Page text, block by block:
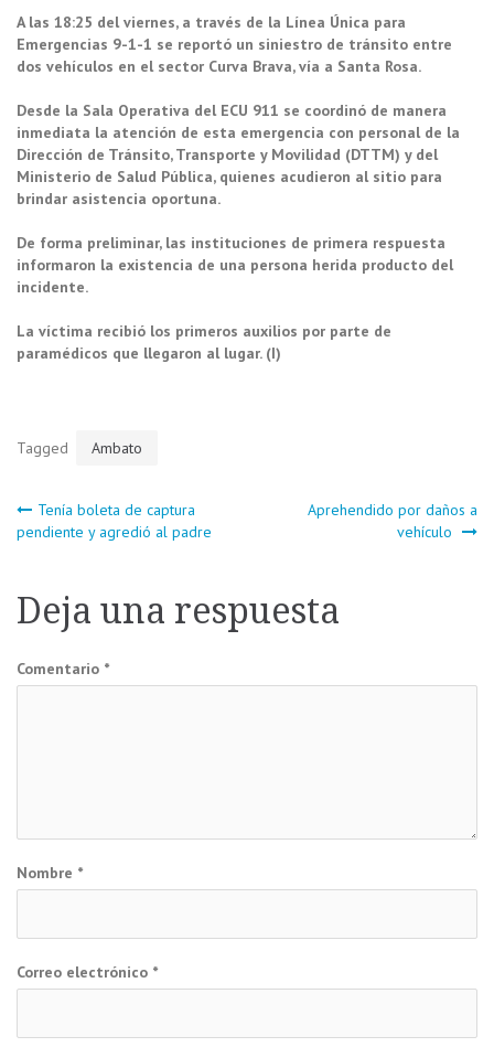
A las 18:25 del viernes, a través de la Línea Única para
Emergencias 9-1-1 se reportó un siniestro de tránsito entre
dos vehículos en el sector Curva Brava, vía a Santa Rosa.
Desde la Sala Operativa del ECU 911 se coordinó de manera
inmediata la atención de esta emergencia con personal de la
Dirección de Tránsito, Transporte y Movilidad (DTTM) y del
Ministerio de Salud Pública, quienes acudieron al sitio para
brindar asistencia oportuna.
De forma preliminar, las instituciones de primera respuesta
informaron la existencia de una persona herida producto del
incidente.
La víctima recibió los primeros auxilios por parte de
paramédicos que llegaron al lugar. (I)
Tagged Ambato
Navegación
entradas
Tenía boleta de captura
pendiente y agredió al padre
Aprehendido por daños a
vehículo
Deja una respuesta
Comentario *
Nombre *
Correo electrónico *